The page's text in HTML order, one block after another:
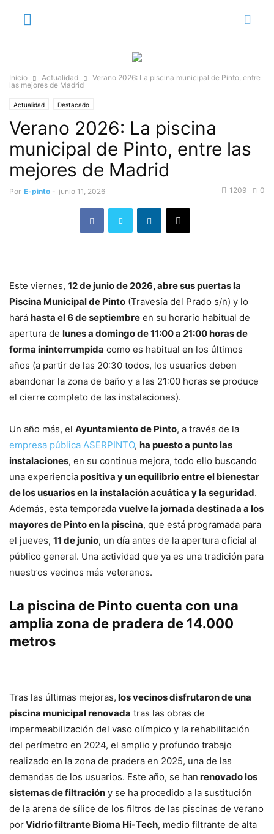
Inicio Actualidad
Verano 2026: La piscina municipal de Pinto, entre
las mejores de Madrid
Actualidad Destacado
Verano 2026: La piscina
municipal de Pinto, entre las
mejores de Madrid
Por E-pinto - junio 11, 2026 0
1209
Este viernes, 12 de junio de 2026, abre sus puertas la
Piscina Municipal de Pinto (Travesía del Prado s/n) y lo
hará hasta el 6 de septiembre en su horario habitual de
apertura de lunes a domingo de 11:00 a 21:00 horas de
forma ininterrumpida como es habitual en los últimos
años (a partir de las 20:30 todos, los usuarios deben
abandonar la zona de baño y a las 21:00 horas se produce
el cierre completo de las instalaciones).
Un año más, el Ayuntamiento de Pinto, a través de la
empresa pública ASERPINTO, ha puesto a punto las
instalaciones, en su continua mejora, todo ello buscando
una experienciapositiva y un equilibrio entre el bienestar
de los usuarios en la instalación acuática y la seguridad.
Además, esta temporada vuelve la jornada destinada a los
mayores de Pinto en la piscina, que está programada para
el jueves, 11 de junio, un día antes de la apertura oficial al
público general. Una actividad que ya es una tradición para
nuestros vecinos más veteranos.
La piscina de Pinto cuenta con una
amplia zona de pradera de 14.000
metros
Tras las últimas mejoras, los vecinos disfrutaron de una
piscina municipal renovada tras las obras de
impermeabilización del vaso olímpico y la rehabilitación
del perímetro en 2024, el amplio y profundo trabajo
realizado en la zona de pradera en 2025, una de las
demandas de los usuarios. Este año, se han renovado los
sistemas de filtración y se ha procedido a la sustitución
de la arena de sílice de los filtros de las piscinas de verano
porVidrio filtrante Bioma Hi-Tech, medio filtrante de alta